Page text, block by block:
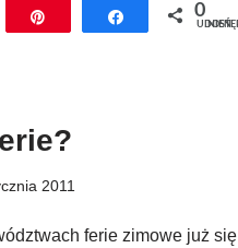
Przypnij Udostępnij
0
UDOSTĘPNIEŃ
2011
ferie zimowe już się